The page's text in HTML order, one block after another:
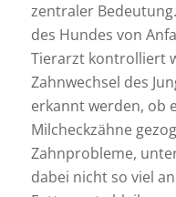
zentraler
des Hundes von
Tierarzt kontrolliert
Zahnwechsel des
erkannt werden, ob
Milcheckzähne
Zahnprobleme,
dabei nicht so viel